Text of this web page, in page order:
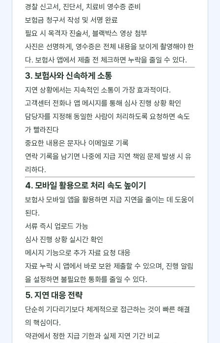
경찰 신고서, 진단서, 치료비 영수증 준비
보험금 청구서 작성 및 서명 완료
필요 시 목격자 진술서, 블랙박스 영상 첨부
사진은 선명하게, 영수증은 전체 내용을 보이게 촬영해야 한
다. 보험사 앱에서 제출 전 체크하면 누락을 줄일 수 있다.
3. 보험사와 신속하게 소통
지연 상황에서는 지속적인 소통이 가장 효과적이다.
고객센터 전화나 앱 메시지를 통해 심사 진행 상황 확인
담당자를 지정해 동일한 사람이 처리하도록 요청하면 속도
가 빨라진다
중요한 내용은 문자나 이메일로 기록
연락 기록을 남기면 나중에 지급 지연 책임 문제 발생 시 유
리하다.
4. 모바일 활용으로 처리 속도 높이기
보험사 모바일 앱을 활용하면 지급 지연을 줄이는 데 도움이
된다.
서류 즉시 업로드 가능
심사 진행 상황 실시간 확인
메시지 기능으로 추가 자료 요청 대응
자료 누락 시 앱에서 바로 보완 제출할 수 있으며, 진행 알림
을 설정하면 불필요한 통화를 줄일 수 있다.
5. 지연 대응 전략
단순히 기다리기보다 체계적으로 접근하는 것이 빠른 해결
의 핵심이다.
약관에서 정한 지급 기한과 실제 지연 기간 비교